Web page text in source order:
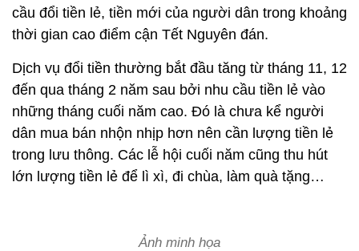
cầu đổi tiền lẻ, tiền mới của người dân trong khoảng
thời gian cao điểm cận Tết Nguyên đán.
Dịch vụ đổi tiền thường bắt đầu tăng từ tháng 11, 12
đến qua tháng 2 năm sau bởi nhu cầu tiền lẻ vào
những tháng cuối năm cao. Đó là chưa kể người
dân mua bán nhộn nhịp hơn nên cần lượng tiền lẻ
trong lưu thông. Các lễ hội cuối năm cũng thu hút
lớn lượng tiền lẻ để lì xì, đi chùa, làm quà tặng…
Ảnh minh họa